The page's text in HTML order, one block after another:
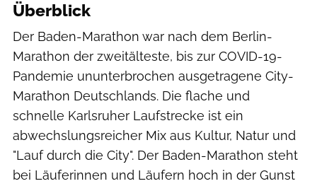
Überblick
Der Baden-Marathon war nach dem Berlin-
Marathon der zweitälteste, bis zur COVID-19-
Pandemie ununterbrochen ausgetragene City-
Marathon Deutschlands. Die flache und
schnelle Karlsruher Laufstrecke ist ein
abwechslungsreicher Mix aus Kultur, Natur und
"Lauf durch die City". Der Baden-Marathon steht
bei Läuferinnen und Läufern hoch in der Gunst